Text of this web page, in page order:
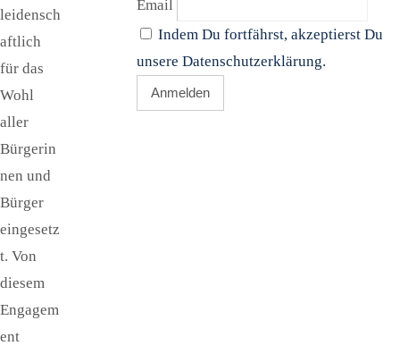
leidensch
aftlich
für das
Wohl
aller
Bürgerin
nen und
Bürger
eingesetz
t. Von
diesem
Engagem
ent
Email
Indem Du fortfährst, akzeptierst Du
unsere Datenschutzerklärung.